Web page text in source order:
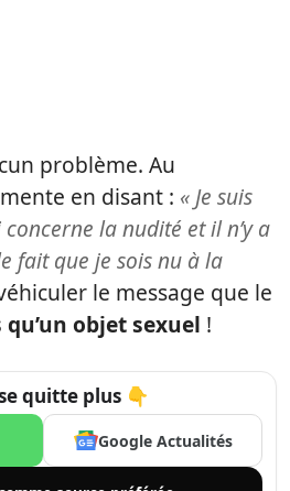
problème. Au
en disant : « Je suis
la nudité et il n’y a
fait que je sois nu à la
le message que le
objet sexuel !
quitte plus 👇
Google Actualités